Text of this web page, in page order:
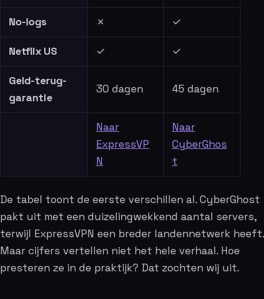
No-logs ✗ ✓
Netflix US ✓ ✓
Geld-terug-
garantie
30 dagen 45 dagen
Naar
ExpressVP
N
Naar
CyberGhos
t
De tabel toont de eerste verschillen al. CyberGhost
pakt uit met een duizelingwekkend aantal servers,
terwijl ExpressVPN een breder landennetwerk heeft.
Maar cijfers vertellen niet het hele verhaal. Hoe
presteren ze in de praktijk? Dat zochten wij uit.